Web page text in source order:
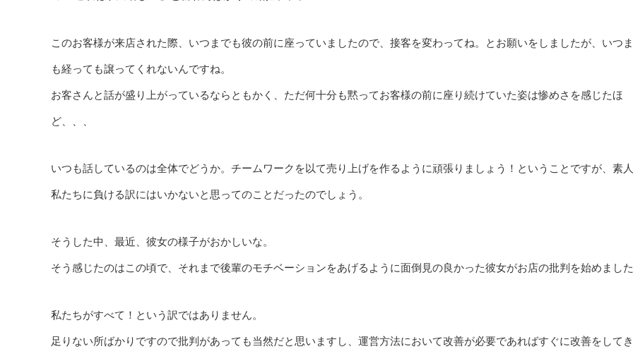
このお客様が来店された際、いつまでも彼の前に座っていましたので、接客を変わってね。とお願いをしましたが、いつ
も経っても譲ってくれないんですね。
お客さんと話が盛り上がっているならともかく、ただ何十分も黙ってお客様の前に座り続けていた姿は惨めさを感じたほ
ど、、、
いつも話しているのは全体でどうか。チームワークを以て売り上げを作るように頑張りましょう！ということですが、素
私たちに負ける訳にはいかないと思ってのことだったのでしょう。
そうした中、最近、彼女の様子がおかしいな。
そう感じたのはこの頃で、それまで後輩のモチベーションをあげるように面倒見の良かった彼女がお店の批判を始めました
私たちがすべて！という訳ではありません。
足りない所ばかりですので批判があっても当然だと思いますし、運営方法において改善が必要であればすぐに改善をして